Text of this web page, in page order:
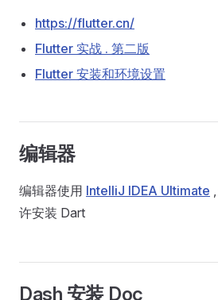
https://flutter.cn/
Flutter 实战 . 第二版
Flutter 安装和环境设置
编辑器
编辑器使用 IntelliJ IDEA Ultimate
许安装 Dart
Dash 安装 Doc